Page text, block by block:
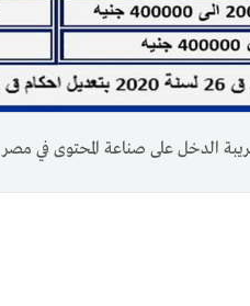
الدخل على صناعة المحتوى في مصر